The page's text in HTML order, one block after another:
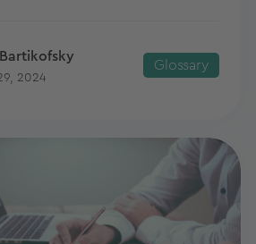
2024
Glossary